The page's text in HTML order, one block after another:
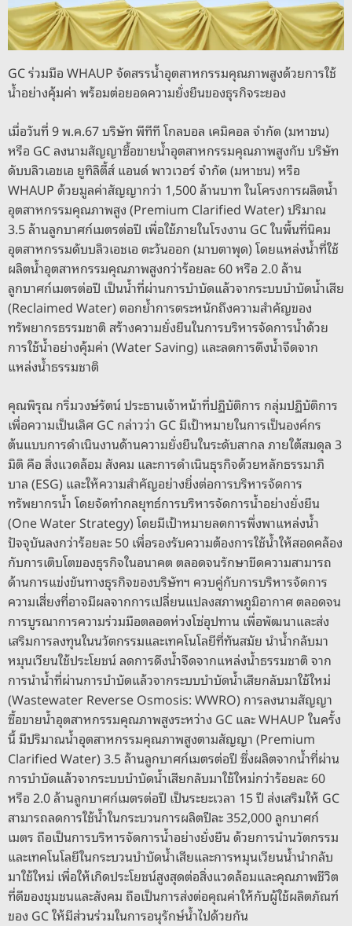
GC ร่วมมือ WHAUP จัดสรรน้ำอุตสาหกรรมคุณภาพสูงด้วยการใช้
น้ำอย่างคุ้มค่า พร้อมต่อยอดความยั่งยืนของธุรกิจระยอง
เมื่อวันที่ 9 พ.ค.67 บริษัท พีทีที โกลบอล เคมิคอล จำกัด (มหาชน)
หรือ GC ลงนามสัญญาซื้อขายน้ำอุตสาหกรรมคุณภาพสูงกับ บริษัท
ดับบลิวเอชเอ ยูทิลิตี้ส์ แอนด์ พาวเวอร์ จำกัด (มหาชน) หรือ
WHAUP ด้วยมูลค่าสัญญากว่า 1,500 ล้านบาท ในโครงการผลิตน้ำ
อุตสาหกรรมคุณภาพสูง (Premium Clarified Water) ปริมาณ
3.5 ล้านลูกบาศก์เมตรต่อปี เพื่อใช้ภายในโรงงาน GC ในพื้นที่นิคม
อุตสาหกรรมดับบลิวเอชเอ ตะวันออก (มาบตาพุด) โดยแหล่งน้ำที่ใช้
ผลิตน้ำอุตสาหกรรมคุณภาพสูงกว่าร้อยละ 60 หรือ 2.0 ล้าน
ลูกบาศก์เมตรต่อปี เป็นน้ำที่ผ่านการบำบัดแล้วจากระบบบำบัดน้ำเสีย
(Reclaimed Water) ตอกย้ำการตระหนักถึงความสำคัญของ
ทรัพยากรธรรมชาติ สร้างความยั่งยืนในการบริหารจัดการน้ำด้วย
การใช้น้ำอย่างคุ้มค่า (Water Saving) และลดการดึงน้ำจืดจาก
แหล่งน้ำธรรมชาติ
คุณพิรุณ กริ่มวงษ์รัตน์ ประธานเจ้าหน้าที่ปฏิบัติการ กลุ่มปฏิบัติการ
เพื่อความเป็นเลิศ GC กล่าวว่า GC มีเป้าหมายในการเป็นองค์กร
ต้นแบบการดำเนินงานด้านความยั่งยืนในระดับสากล ภายใต้สมดุล 3
มิติ คือ สิ่งแวดล้อม สังคม และการดำเนินธุรกิจด้วยหลักธรรมาภิ
บาล (ESG) และให้ความสำคัญอย่างยิ่งต่อการบริหารจัดการ
ทรัพยากรน้ำ โดยจัดทำกลยุทธ์การบริหารจัดการน้ำอย่างยั่งยืน
(One Water Strategy) โดยมีเป้าหมายลดการพึ่งพาแหล่งน้ำ
ปัจจุบันลงกว่าร้อยละ 50 เพื่อรองรับความต้องการใช้น้ำให้สอดคล้อง
กับการเติบโตของธุรกิจในอนาคต ตลอดจนรักษาขีดความสามารถ
ด้านการแข่งขันทางธุรกิจของบริษัทฯ ควบคู่กับการบริหารจัดการ
ความเสี่ยงที่อาจมีผลจากการเปลี่ยนแปลงสภาพภูมิอากาศ ตลอดจน
การบูรณาการความร่วมมือตลอดห่วงโซ่อุปทาน เพื่อพัฒนาและส่ง
เสริมการลงทุนในนวัตกรรมและเทคโนโลยีที่ทันสมัย นำน้ำกลับมา
หมุนเวียนใช้ประโยชน์ ลดการดึงน้ำจืดจากแหล่งน้ำธรรมชาติ จาก
การนำน้ำที่ผ่านการบำบัดแล้วจากระบบบำบัดน้ำเสียกลับมาใช้ใหม่
(Wastewater Reverse Osmosis: WWRO) การลงนามสัญญา
ซื้อขายน้ำอุตสาหกรรมคุณภาพสูงระหว่าง GC และ WHAUP ในครั้ง
นี้ มีปริมาณน้ำอุตสาหกรรมคุณภาพสูงตามสัญญา (Premium
Clarified Water) 3.5 ล้านลูกบาศก์เมตรต่อปี ซึ่งผลิตจากน้ำที่ผ่าน
การบำบัดแล้วจากระบบบำบัดน้ำเสียกลับมาใช้ใหม่กว่าร้อยละ 60
หรือ 2.0 ล้านลูกบาศก์เมตรต่อปี เป็นระยะเวลา 15 ปี ส่งเสริมให้ GC
สามารถลดการใช้น้ำในกระบวนการผลิตปีละ 352,000 ลูกบาศก์
เมตร ถือเป็นการบริหารจัดการน้ำอย่างยั่งยืน ด้วยการนำนวัตกรรม
และเทคโนโลยีในกระบวนบำบัดน้ำเสียและการหมุนเวียนน้ำนำกลับ
มาใช้ใหม่ เพื่อให้เกิดประโยชน์สูงสุดต่อสิ่งแวดล้อมและคุณภาพชีวิต
ที่ดีของชุมชนและสังคม ถือเป็นการส่งต่อคุณค่าให้กับผู้ใช้ผลิตภัณฑ์
ของ GC ให้มีส่วนร่วมในการอนุรักษ์น้ำไปด้วยกัน